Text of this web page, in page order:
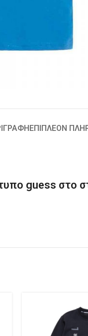
ΕΠΙΠΛΈΟΝ
guess στο